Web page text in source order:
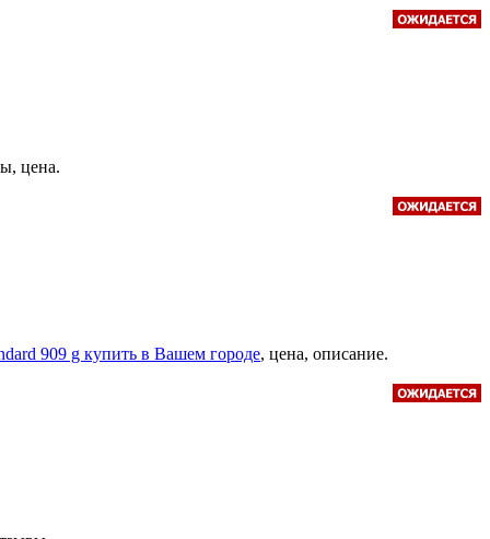
цена.
909 g купить в Вашем городе, цена, описание.